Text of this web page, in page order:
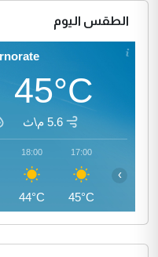
الطقس اليوم
45°C
5.6 م\ث
17:00
45°C
18:00
44°C
›